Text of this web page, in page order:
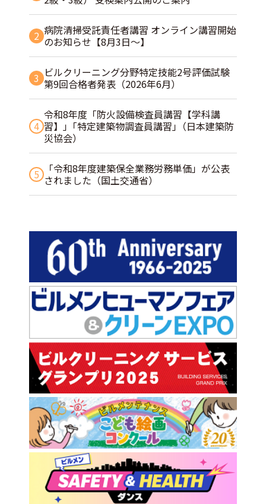
2 病院清掃受託責任者講習 オンライン講習開始
のお知らせ【8月3日～】
3 ビルクリーニング分野特定技能2号評価試験
第9回合格者発表（2026年6月）
4
令和8年度「防火設備検査員講習【学科講
習】」｢特定建築物調査員講習｣（日本建築防
災協会）
5
「令和8年度建築保全業務労務単価」が公表
されました（国土交通省）